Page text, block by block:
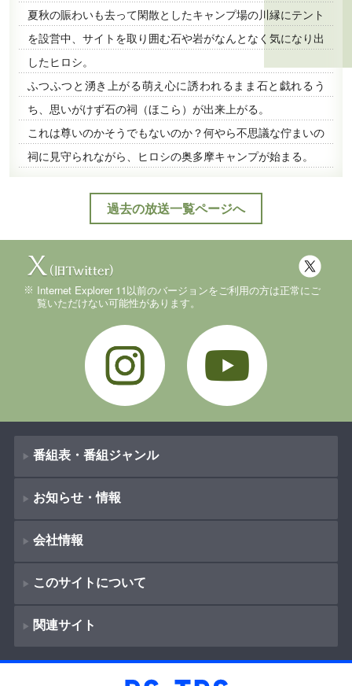
夏秋の賑わいも去って閑散としたキャンプ場の川縁にテント
を設営中、サイトを取り囲む石や岩がなんとなく気になり出
したヒロシ。
ふつふつと湧き上がる萌え心に誘われるまま石と戯れるう
ち、思いがけず石の祠（ほこら）が出来上がる。
これは尊いのかそうでもないのか？何やら不思議な佇まいの
祠に見守られながら、ヒロシの奥多摩キャンプが始まる。
過去の放送一覧ページへ
Internet Explorer 11以前のバージョンをご利用の方は正常にご
覧いただけない可能性があります。
Instagram
番組表・番組ジャンル
番組表
番組ジャンル
ドラマ
映画
お知らせ・情報
新着情報
お知らせ
イベント
ショッピング
会社情報
会社概要
（Company Information）
このサイトについて
著作権とリンク
サイトポリシー
関連サイト